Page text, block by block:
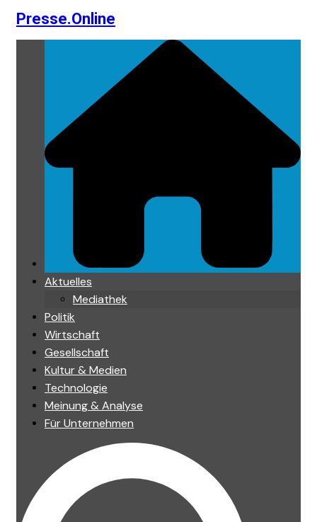
SkipPresse.Online
Aktuelles
Mediathek
Politik
Wirtschaft
Gesellschaft
Kultur & Medien
Technologie
Meinung & Analyse
Für Unternehmen